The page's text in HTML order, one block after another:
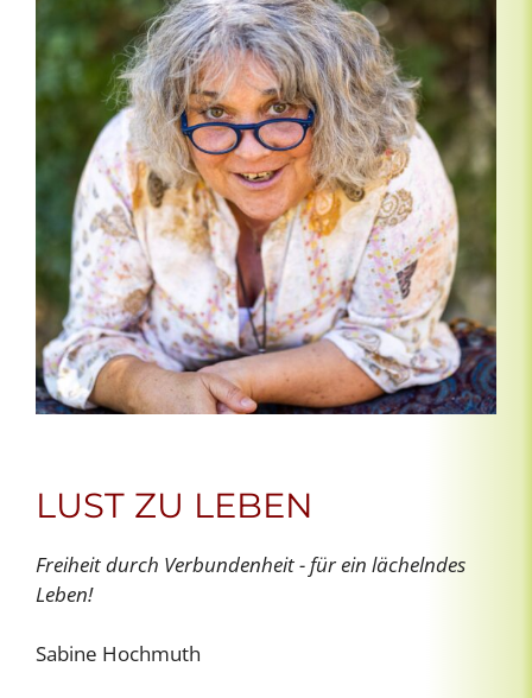
LUST ZU LEBEN
Freiheit durch Verbundenheit - für ein lächelndes
Leben!
Sabine Hochmuth